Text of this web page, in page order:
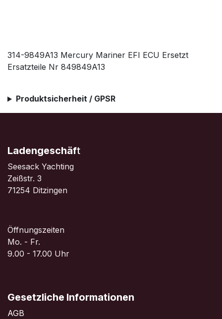
314-9849A13 Mercury Mariner EFI ECU Ersetzt
Ersatzteile Nr 849849A13
Produktsicherheit / GPSR
Ladengeschäft
Seesack Yachting
Zeißstr. 3
71254 Ditzingen
Öffnungszeiten
Mo. - Fr.
9.00 - 17.00 Uhr
Gesetzliche Informationen
AGB